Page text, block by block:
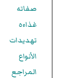
صفاته
غذاءه
تهديدات
الأنواع
المراجع